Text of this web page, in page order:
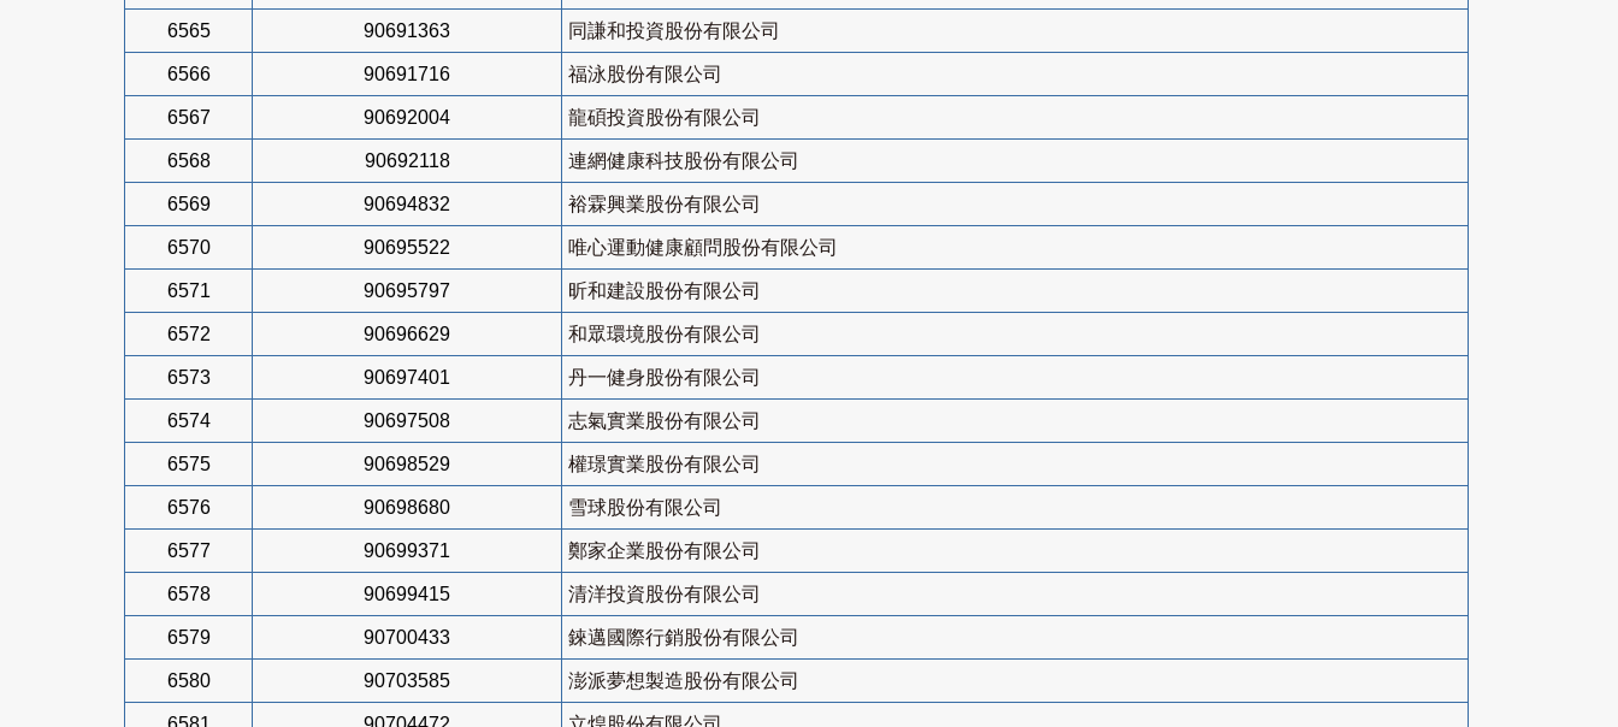
6565 90691363 同謙和投資股份有限公司
6566 90691716 福泳股份有限公司
6567 90692004 龍碩投資股份有限公司
6568 90692118 連網健康科技股份有限公司
6569 90694832 裕霖興業股份有限公司
6570 90695522 唯心運動健康顧問股份有限公司
6571 90695797 昕和建設股份有限公司
6572 90696629 和眾環境股份有限公司
6573 90697401 丹一健身股份有限公司
6574 90697508 志氣實業股份有限公司
6575 90698529 權璟實業股份有限公司
6576 90698680 雪球股份有限公司
6577 90699371 鄭家企業股份有限公司
6578 90699415 清洋投資股份有限公司
6579 90700433 錸邁國際行銷股份有限公司
6580 90703585 澎派夢想製造股份有限公司